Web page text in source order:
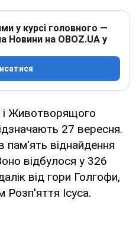
у курсі головного —
Новини на OBOZ.UA у
Животворящого
27 вересня.
пам'ять віднайдення
відбулося у 326
від гори Голгофи,
Розп'яття Ісуса.